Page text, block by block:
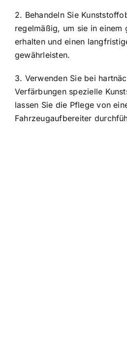
2. Behandeln Sie
regelmäßig, um sie in einem
erhalten und einen
gewährleisten.
3. Verwenden Sie bei
Verfärbungen spezielle
lassen Sie die Pflege von
Fahrzeugaufbereiter